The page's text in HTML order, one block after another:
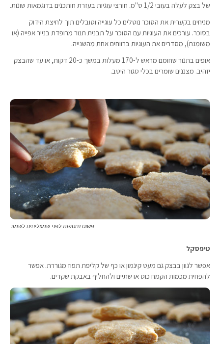
של בצק לעלה בעובי 1/2 ס"מ. חורצי עוגיות בעזרת חותכנים בדוגמאות שונות.
מניחים בקערית את הסוכר נוטלים כל עוגייה וטובלים תוך לחיצת הידוק
בסוכר. עורכים את העוגיות עם הסוכר על תבנית תנור מרופדת בנייר אפייה (או
משומנת), מסדרים את העוגיות ברווחים אחת מהשנייה.
אופים בתנור שחומם מראש ל-170 מעלות במשך כ-20 דקות, או עד שהבצק
יזהיב. מצננים שומרים בכלי סגור היטב.
פשוט נחטפות לפני שמצליחים לשמור
טיפסקל
אפשר לגוון בבצק גם מעט קינמון או כף של קליפת תפוז מגוררת. אפשר
להפחית מכמות הקמח כוס או שתיים ולהחליף באבקת שקדים.